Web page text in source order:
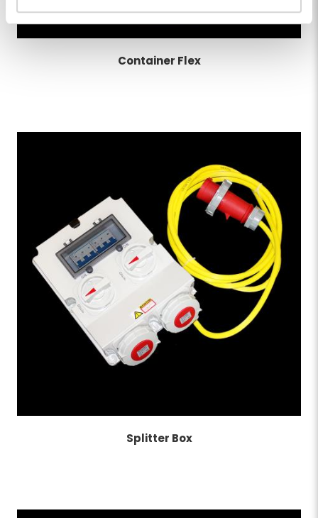
Container Flex
Splitter Box